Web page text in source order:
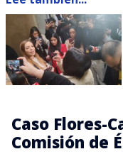
Caso Flores-
Comisión de